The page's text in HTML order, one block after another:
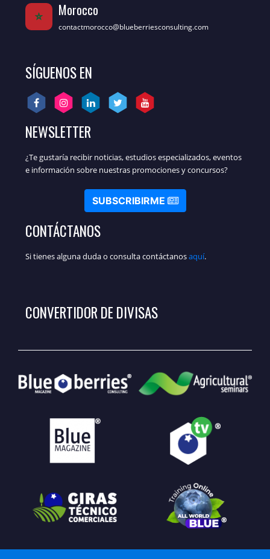
Morocco
contactmorocco@blueberriesconsulting.com
SÍGUENOS EN
NEWSLETTER
¿Te gustaría recibir noticias, estudios especializados, eventos
e información sobre nuestras promociones y concursos?
SUBSCRIBIRME
CONTÁCTANOS
Si tienes alguna duda o consulta contáctanosaquí.
CONVERTIDOR DE DIVISAS